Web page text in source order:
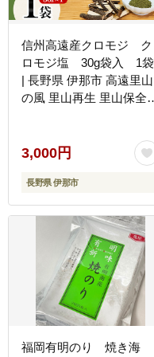
信州高遠産クロモジ ク
ロモジ塩 30g袋入 1袋
| 長野県 伊那市 高遠里山
の風 里山再生 里山保全
然 素材 肉にあう塩
3,000円
長野県 伊那市
福岡有明のり 焼き海